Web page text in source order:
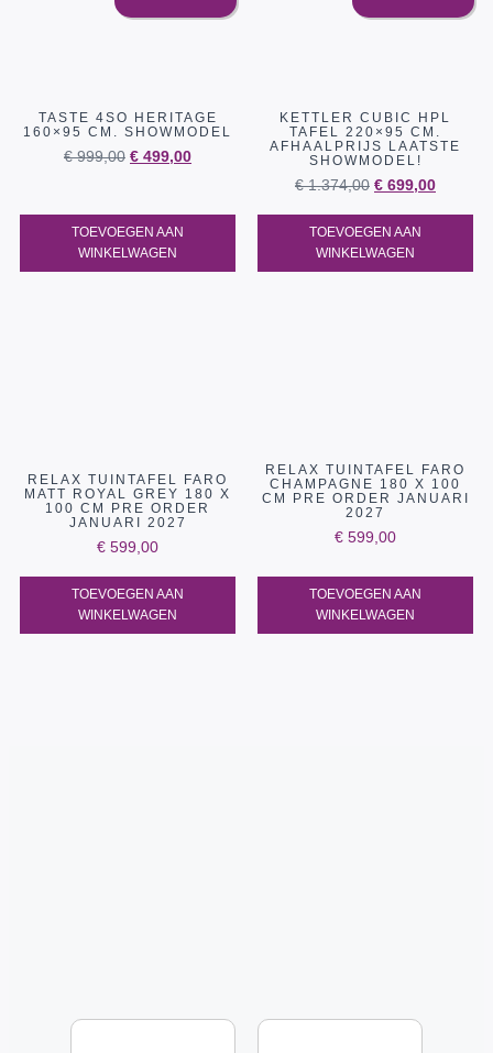
TASTE 4SO HERITAGE
160×95 CM. SHOWMODEL
€999,00 € 499,00
TOEVOEGEN AAN
WINKELWAGEN
KETTLER CUBIC HPL
TAFEL 220×95 CM.
AFHAALPRIJS LAATSTE
SHOWMODEL!
€1.374,00 € 699,00
TOEVOEGEN AAN
WINKELWAGEN
RELAX TUINTAFEL FARO
MATT ROYAL GREY 180 X
100 CM PRE ORDER
JANUARI 2027
€ 599,00
TOEVOEGEN AAN
WINKELWAGEN
RELAX TUINTAFEL FARO
CHAMPAGNE 180 X 100
CM PRE ORDER JANUARI
2027
€ 599,00
TOEVOEGEN AAN
WINKELWAGEN